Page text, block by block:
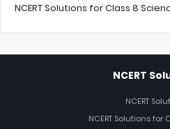
NCERT Solutions for Class 8
NCERT
NCERT
NCERT Solutions for